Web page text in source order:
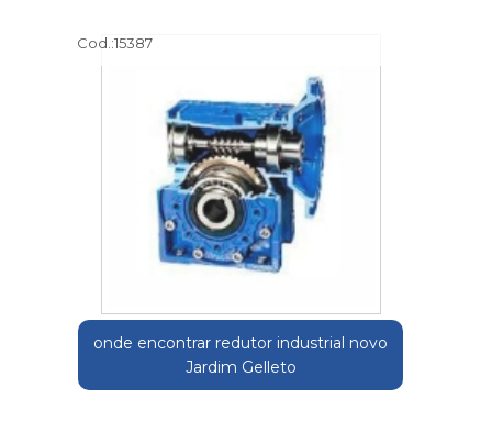
Cod.:15387
onde encontrar redutor industrial novo
Jardim Gelleto